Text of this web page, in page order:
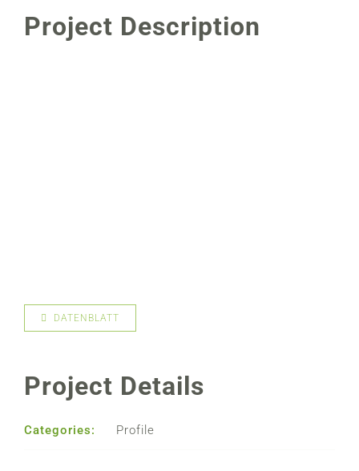
Project Description
DATENBLATT
Project Details
Categories: Profile